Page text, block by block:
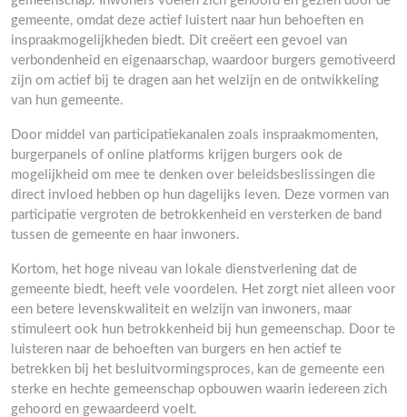
gemeente, omdat deze actief luistert naar hun behoeften en
inspraakmogelijkheden biedt. Dit creëert een gevoel van
verbondenheid en eigenaarschap, waardoor burgers gemotiveerd
zijn om actief bij te dragen aan het welzijn en de ontwikkeling
van hun gemeente.
Door middel van participatiekanalen zoals inspraakmomenten,
burgerpanels of online platforms krijgen burgers ook de
mogelijkheid om mee te denken over beleidsbeslissingen die
direct invloed hebben op hun dagelijks leven. Deze vormen van
participatie vergroten de betrokkenheid en versterken de band
tussen de gemeente en haar inwoners.
Kortom, het hoge niveau van lokale dienstverlening dat de
gemeente biedt, heeft vele voordelen. Het zorgt niet alleen voor
een betere levenskwaliteit en welzijn van inwoners, maar
stimuleert ook hun betrokkenheid bij hun gemeenschap. Door te
luisteren naar de behoeften van burgers en hen actief te
betrekken bij het besluitvormingsproces, kan de gemeente een
sterke en hechte gemeenschap opbouwen waarin iedereen zich
gehoord en gewaardeerd voelt.